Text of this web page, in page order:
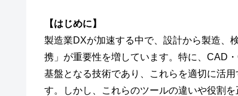
【はじめに】
製造業DXが加速する中で、設計から製造、
携」が重要性を増しています。特に、CAD
基盤となる技術であり、これらを適切に活
す。しかし、これらのツールの違いや役割